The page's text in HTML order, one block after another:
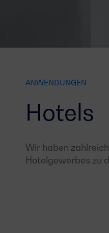
ANWENDUNGEN
Hotels
Wir haben
Hotelgewerbes zu